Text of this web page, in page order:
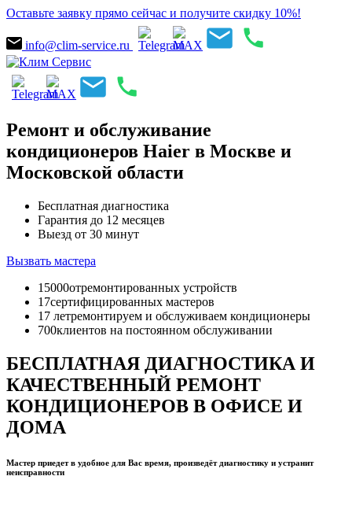
Оставьте заявку прямо сейчас и получите скидку 10%!
info@clim-service.ru
Ремонт и обслуживание
кондиционеров Haier в Москве и
Московской области
Бесплатная диагностика
Гарантия до 12 месяцев
Выезд от 30 минут
Вызвать мастера
15000отремонтированных устройств
17сертифицированных мастеров
17 летремонтируем и обслуживаем кондиционеры
700клиентов на постоянном обслуживании
БЕСПЛАТНАЯ ДИАГНОСТИКА И
КАЧЕСТВЕННЫЙ РЕМОНТ
КОНДИЦИОНЕРОВ В ОФИСЕ И
ДОМА
Мастер приедет в удобное для Вас время, произведёт диагностику и устранит
неисправности